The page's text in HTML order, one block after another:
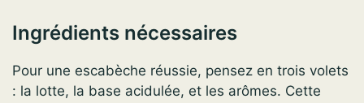
Ingrédients nécessaires
Pour une escabèche réussie, pensez en trois volets
: la lotte, la base acidulée, et les arômes. Cette